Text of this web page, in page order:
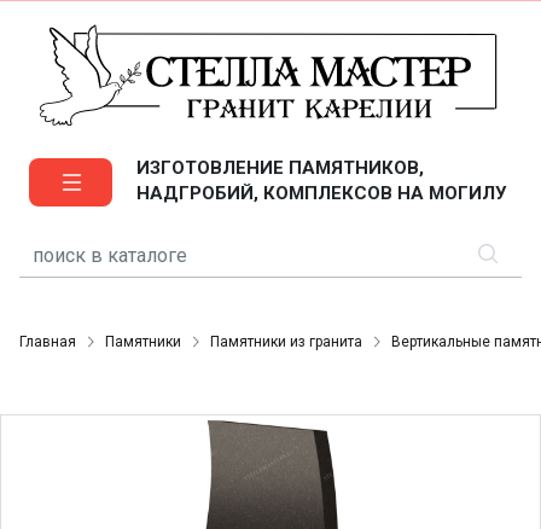
ИЗГОТОВЛЕНИЕ ПАМЯТНИКОВ,
НАДГРОБИЙ, КОМПЛЕКСОВ НА МОГИЛУ
Главная Памятники Памятники из гранита Вертикальные